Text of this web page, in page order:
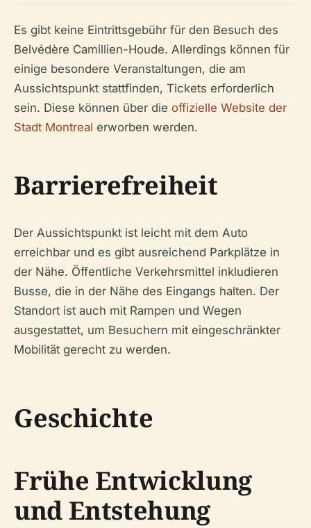
Es gibt keine Eintrittsgebühr für den Besuch des
Belvédère Camillien-Houde. Allerdings können für
einige besondere Veranstaltungen, die am
Aussichtspunkt stattfinden, Tickets erforderlich
sein. Diese können über die offizielle Website der
Stadt Montreal erworben werden.
Barrierefreiheit
Der Aussichtspunkt ist leicht mit dem Auto
erreichbar und es gibt ausreichend Parkplätze in
der Nähe. Öffentliche Verkehrsmittel inkludieren
Busse, die in der Nähe des Eingangs halten. Der
Standort ist auch mit Rampen und Wegen
ausgestattet, um Besuchern mit eingeschränkter
Mobilität gerecht zu werden.
Geschichte
Frühe Entwicklung
und Entstehung